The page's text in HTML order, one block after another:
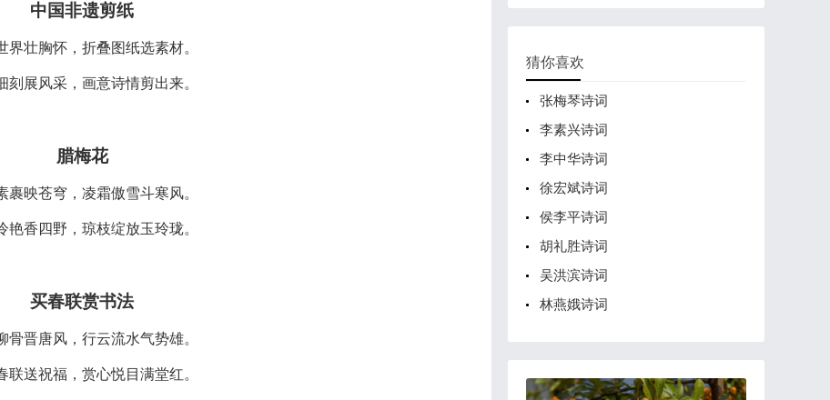
中国非遗剪纸
界壮胸怀，折叠图纸选素材。
刻展风采，画意诗情剪出来。
腊梅花
裹映苍穹，凌霜傲雪斗寒风。
艳香四野，琼枝绽放玉玲珑。
买春联赏书法
骨晋唐风，行云流水气势雄。
联送祝福，赏心悦目满堂红。
猜你喜欢
张梅琴诗词
李素兴诗词
李中华诗词
徐宏斌诗词
侯李平诗词
胡礼胜诗词
吴洪滨诗词
林燕娥诗词